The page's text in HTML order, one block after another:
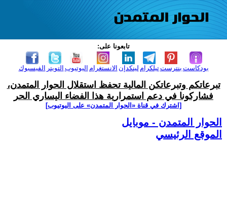
تابعونا على:
الفيسبوك التويتر اليوتيوب الانستغرام لينكدإن تيلكرامبنترست بودكاست
تبرعاتكم وتبرعاتكن المالية تحفظ استقلال الحوار المتمدن،
فشاركونا في دعم استمرارية هذا الفضاء اليساري الحر
[اشترك في قناة ‫«الحوار المتمدن» على اليوتيوب]
الحوار المتمدن - موبايل
الموقع الرئيسي